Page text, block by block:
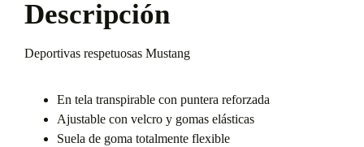
Descripción
Deportivas respetuosas Mustang
En tela transpirable con puntera reforzada
Ajustable con velcro y gomas elásticas
Suela de goma totalmente flexible